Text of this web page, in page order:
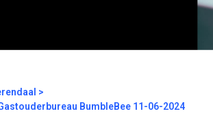
BumbleBee 11-06-2024